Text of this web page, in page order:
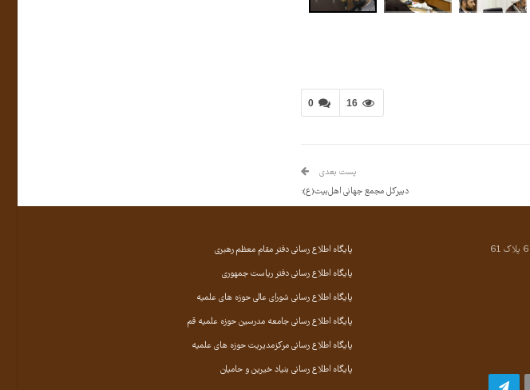
0 16
پست بعدی
دبیرکل مجمع جهانی اهل‌بیت(ع):
پایگاه اطلاع رسانی دفتر مقام معظم رهبری
پایگاه اطلاع رسانی دفتر ریاست جمهوری
پایگاه اطلاع رسانی شورای عالی حوزه های علمیه
پایگاه اطلاع رسانی جامعه مدرسین حوزه علمیه قم
پایگاه اطلاع رسانی مرکزمدیریت حوزه های علمیه
پایگاه اطلاع رسانی بنیاد خیرین و حامیان